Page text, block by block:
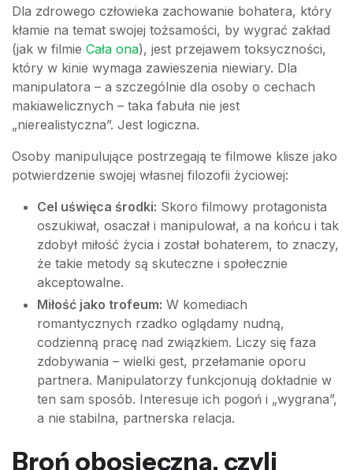
Dla zdrowego człowieka zachowanie bohatera, który
kłamie na temat swojej tożsamości, by wygrać zakład
(jak w filmie Cała ona), jest przejawem toksyczności,
który w kinie wymaga zawieszenia niewiary. Dla
manipulatora – a szczególnie dla osoby o cechach
makiawelicznych – taka fabuła nie jest
„nierealistyczna”. Jest logiczna.
Osoby manipulujące postrzegają te filmowe klisze jako
potwierdzenie swojej własnej filozofii życiowej:
Cel uświęca środki: Skoro filmowy protagonista
oszukiwał, osaczał i manipulował, a na końcu i tak
zdobył miłość życia i został bohaterem, to znaczy,
że takie metody są skuteczne i społecznie
akceptowalne.
Miłość jako trofeum: W komediach
romantycznych rzadko oglądamy nudną,
codzienną pracę nad związkiem. Liczy się faza
zdobywania – wielki gest, przełamanie oporu
partnera. Manipulatorzy funkcjonują dokładnie w
ten sam sposób. Interesuje ich pogoń i „wygrana”,
a nie stabilna, partnerska relacja.
Broń obosieczna, czyli